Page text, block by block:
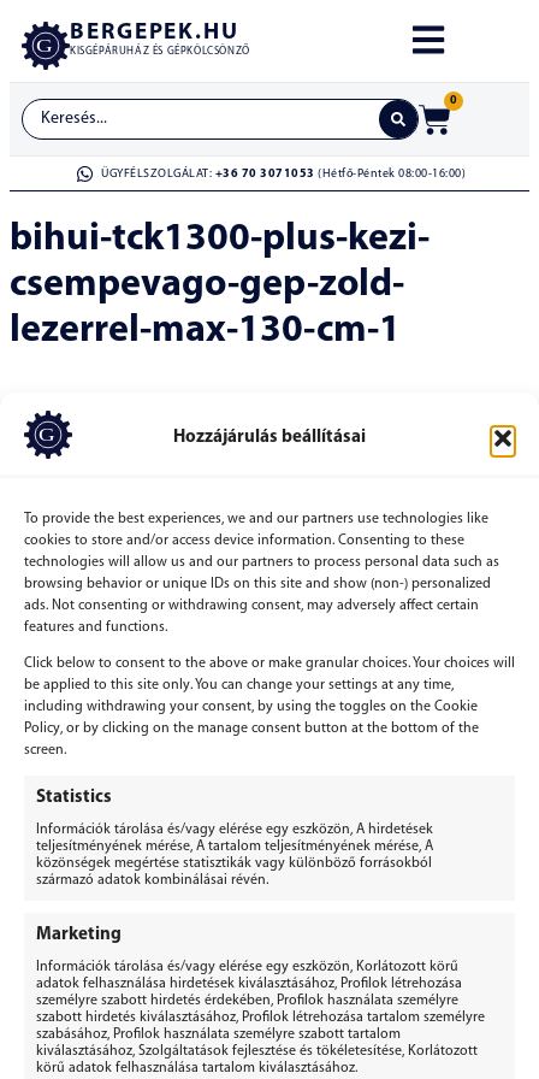
Hozzájárulás beállításai
To provide the best experiences, we and our partners use technologies like
cookies to store and/or access device information. Consenting to these
technologies will allow us and our partners to process personal data such as
browsing behavior or unique IDs on this site and show (non-) personalized
ads. Not consenting or withdrawing consent, may adversely affect certain
features and functions.
Click below to consent to the above or make granular choices. Your choices will
be applied to this site only. You can change your settings at any time,
including withdrawing your consent, by using the toggles on the Cookie
Policy, or by clicking on the manage consent button at the bottom of the
screen.
Statistics
Információk tárolása és/vagy elérése egy eszközön, A hirdetések
teljesítményének mérése, A tartalom teljesítményének mérése, A
közönségek megértése statisztikák vagy különböző forrásokból
származó adatok kombinálásai révén.
Marketing
Információk tárolása és/vagy elérése egy eszközön, Korlátozott körű
adatok felhasználása hirdetések kiválasztásához, Profilok létrehozása
személyre szabott hirdetés érdekében, Profilok használata személyre
szabott hirdetés kiválasztásához, Profilok létrehozása tartalom személyre
szabásához, Profilok használata személyre szabott tartalom
kiválasztásához, Szolgáltatások fejlesztése és tökéletesítése, Korlátozott
körű adatok felhasználása tartalom kiválasztásához.
BERGEPEK.HU
KISGÉPÁRUHÁZ ÉS GÉPKÖLCSÖNZŐ
0
ÜGYFÉLSZOLGÁLAT: +36 70 3071053 (Hétfő-Péntek 08:00-16:00)
bihui-tck1300-plus-kezi-
csempevago-gep-zold-
lezerrel-max-130-cm-1
Vélemény, hozzászólás?
Hozzászólás küldéséhezbe kell jelentkezni.
BERGEPEK.HU
KISGÉPÁRUHÁZ ÉS GÉPKÖLCSÖNZŐ
Bérgépek Gépáruház Kereskedelmi Kft.